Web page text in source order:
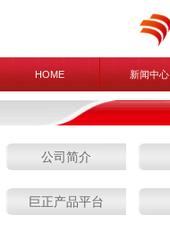
HOME 新闻中心
公司简介
巨正产品平台